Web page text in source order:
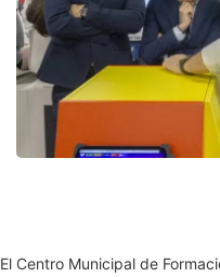
El Centro Municipal de